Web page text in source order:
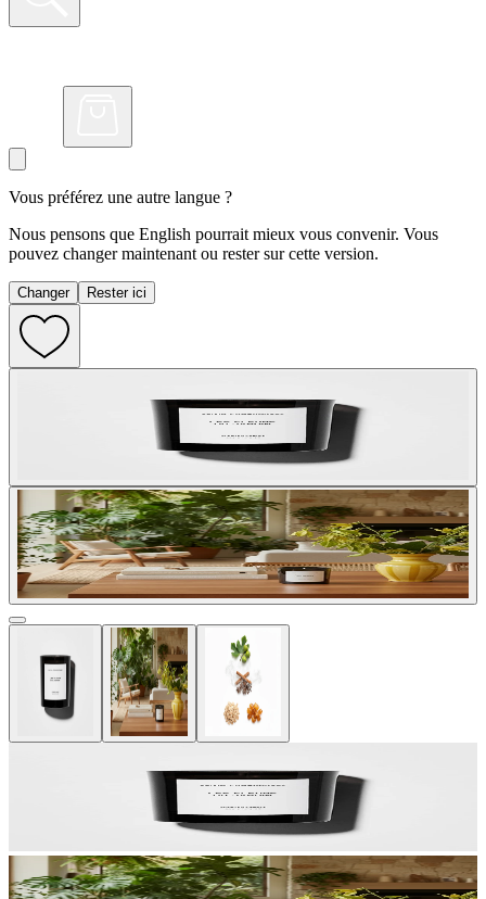
Vous préférez une autre langue ?
Nous pensons que English pourrait mieux vous convenir. Vous
pouvez changer maintenant ou rester sur cette version.
Changer Rester ici